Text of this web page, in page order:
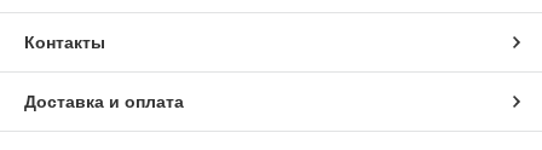
Контакты
Доставка и оплата